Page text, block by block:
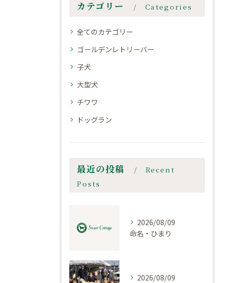
カテゴリー Categories
全てのカテゴリー
ゴールデンレトリーバー
子犬
大型犬
チワワ
ドッグラン
最近の投稿
Recent
Posts
2026/08/09
命名・ひまり
2026/08/09